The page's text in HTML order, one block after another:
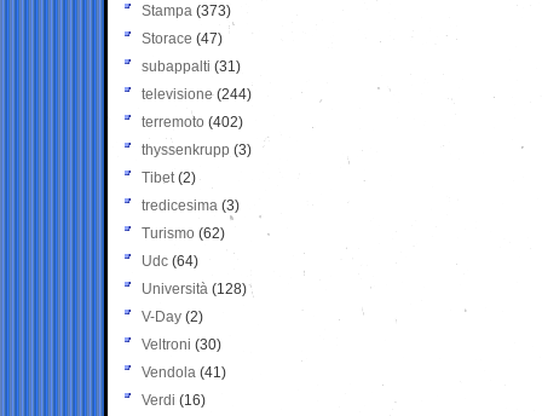
Stampa (373)
Storace (47)
subappalti (31)
televisione(244)
terremoto (402)
thyssenkrupp (3)
Tibet(2)
tredicesima (3)
Turismo (62)
Udc (64)
Università (128)
V-Day (2)
Veltroni (30)
Vendola (41)
Verdi (16)